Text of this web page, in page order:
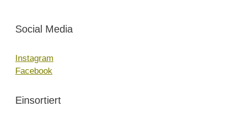
Social Media
Instagram
Facebook
Einsortiert